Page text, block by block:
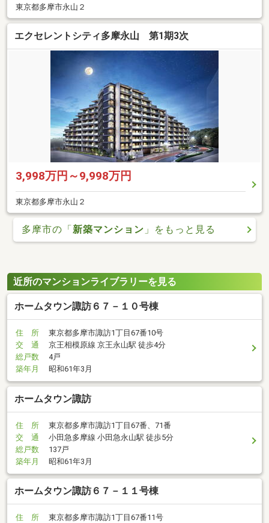
東京都多摩市永山２
エクセレントシティ多摩永山 第1期3次
3,998万円～9,998万円
東京都多摩市永山２
多摩市の「 新築マンション 」をもっと見る
近所のマンションライブラリーを見る
ホームタウン諏訪６７－１０号棟
住 所
東京都多摩市諏訪1丁目67番10号
交 通
京王相模原線 京王永山駅 徒歩4分
総戸数
4戸
築年月
昭和61年3月
ホームタウン諏訪
住 所
東京都多摩市諏訪1丁目67番、71番
交 通
小田急多摩線 小田急永山駅 徒歩5分
総戸数
137戸
築年月
昭和61年3月
ホームタウン諏訪６７－１１号棟
住 所
東京都多摩市諏訪1丁目67番11号